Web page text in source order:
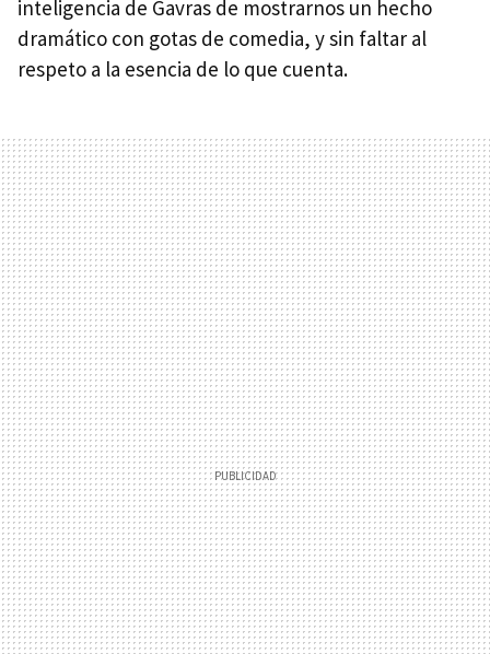
inteligencia de Gavras de mostrarnos un hecho
dramático con gotas de comedia, y sin faltar al
respeto a la esencia de lo que cuenta.